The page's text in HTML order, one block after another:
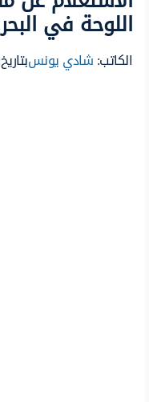
اللوحة في
الكاتب:شادي يونسبتاريخ: 21 ديسمبر 2024